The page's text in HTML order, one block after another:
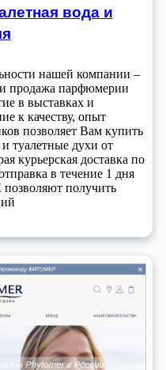
вода и
нашей компании –
и продажа парфюмерии
в выставках и
к качеству, опыт
позволяет Вам купить
туалетные духи от
курьерская доставка по
в течение 1 дня
получить